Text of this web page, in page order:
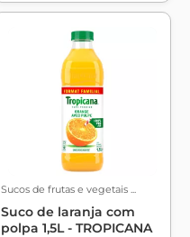
Sucos de frutas e vegetais ...
Suco de laranja com
polpa 1,5L - TROPICANA